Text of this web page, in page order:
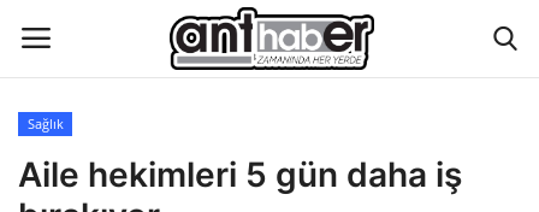
Künye
Sağlık
Aile hekimleri 5 gün daha iş